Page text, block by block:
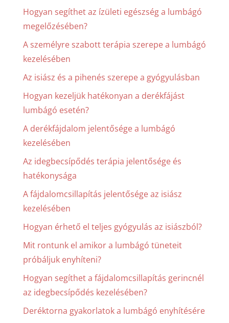
Hogyan segíthet az ízületi egészség a lumbágó
megelőzésében?
A személyre szabott terápia szerepe a lumbágó
kezelésében
Az isiász és a pihenés szerepe a gyógyulásban
Hogyan kezeljük hatékonyan a derékfájást
lumbágó esetén?
A derékfájdalom jelentősége a lumbágó
kezelésében
Az idegbecsípődés terápia jelentősége és
hatékonysága
A fájdalomcsillapítás jelentősége az isiász
kezelésében
Hogyan érhető el teljes gyógyulás az isiászból?
Mit rontunk el amikor a lumbágó tüneteit
próbáljuk enyhíteni?
Hogyan segíthet a fájdalomcsillapítás gerincnél
az idegbecsípődés kezelésében?
Deréktorna gyakorlatok a lumbágó enyhítésére